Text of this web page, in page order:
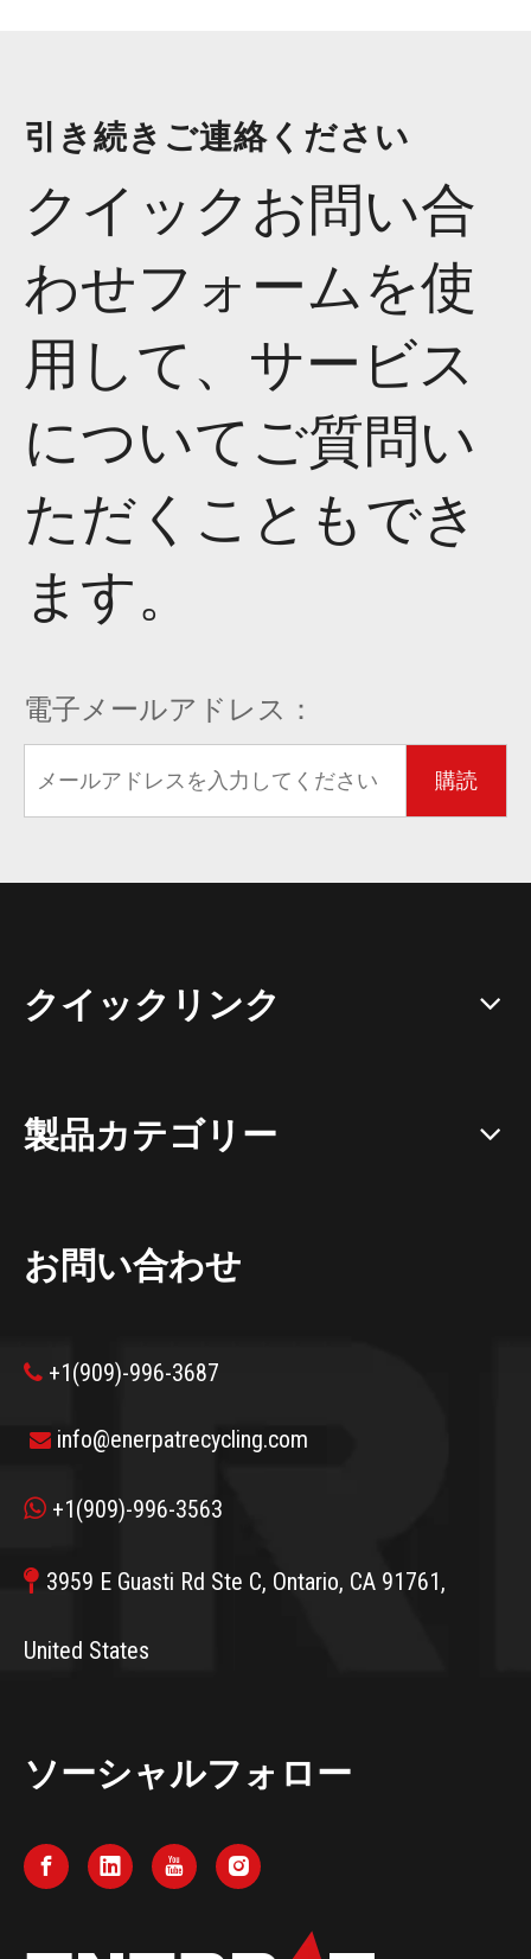
純度、製錬の準備ができています。
備えたシーメンス PLC ワンタッチ制御。ユーザー
フレンドリーなタッチスクリーンにより、手動操
作が最小限に抑えられます。
工業グレードの耐久性: 頑丈なスチールフレーム
荷シュレッダー向けに構築されています。
柔軟な構成: 大規模プラント向けの 6 つの横型モ
デル (2 ～ 160 T/H 容量)。狭いスペース向けのコ
ンパクトな縦型シュレッダー。
引き続きご連絡ください
クイックお問い合
わせフォームを使
用して、サービス
についてご質問い
ただくこともでき
ます。
電子メールアドレス：
購読
クイックリンク
製品カテゴリー
お問い合わせ
 +1(909)-996-3687
 info@enerpatrecycling.com
 +1(909)-996-3563
 3959 E Guasti Rd Ste C, Ontario, CA 91761,
United States
ソーシャルフォロー